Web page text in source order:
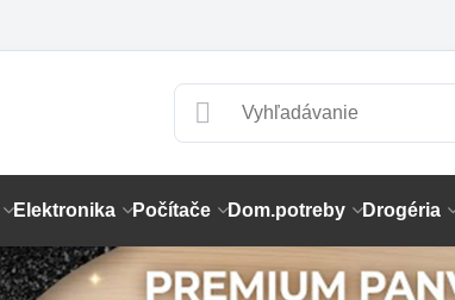
Elektronika Počítače Dom.potreby Drogéria